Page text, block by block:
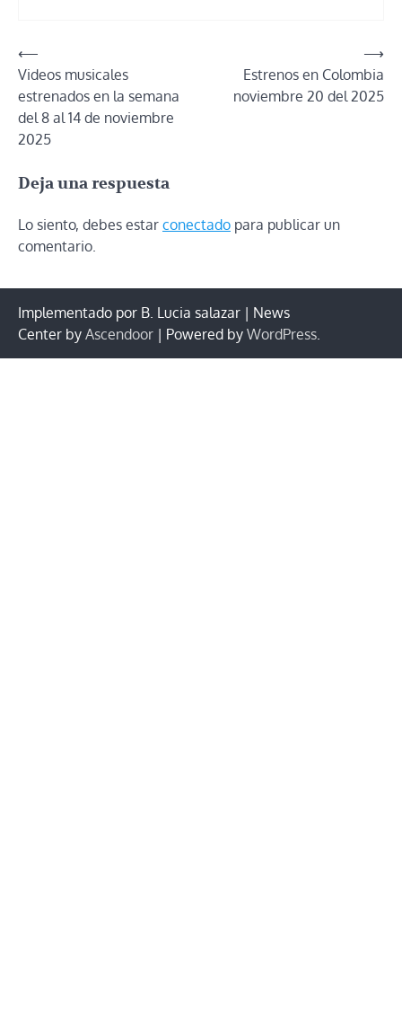
Navegación
de
entradas
⟵
Videos musicales
estrenados en la semana
del 8 al 14 de noviembre
2025
Estrenos en Colombia
noviembre 20 del 2025
⟶
Deja una respuesta
Lo siento, debes estar conectado para publicar un
comentario.
Implementado por B. Lucia salazar | News
Center by Ascendoor | Powered by WordPress.